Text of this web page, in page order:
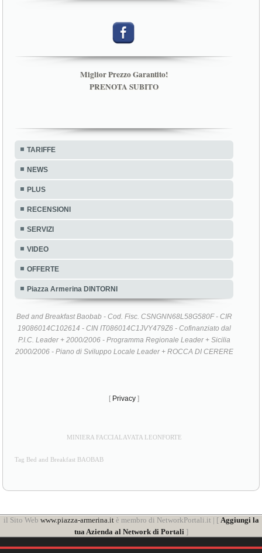
Miglior Prezzo Garantito!
PRENOTA SUBITO
TARIFFE
NEWS
PLUS
RECENSIONI
SERVIZI
VIDEO
OFFERTE
Piazza Armerina DINTORNI
Bed and Breakfast Baobab - Cod. Fisc. CSNGNN68L58G580F - CIR
19086014C102614 - CIN IT086014C1JVY479Z6 - Cofinanziato dal
P.I.C. Leader + 2000/2006 - Programma Regionale Leader + Sicilia
2000/2006 - Piano di Sviluppo Locale Leader + ROCCA DI CERERE
[ Privacy ]
MINIERA FACCIALAVATA LEONFORTE
Tag Bed and Breakfast BAOBAB
il Sito Web www.piazza-armerina.itè membro di NetworkPortali.it | [ Aggiungi la
tua Azienda al Network di Portali ]